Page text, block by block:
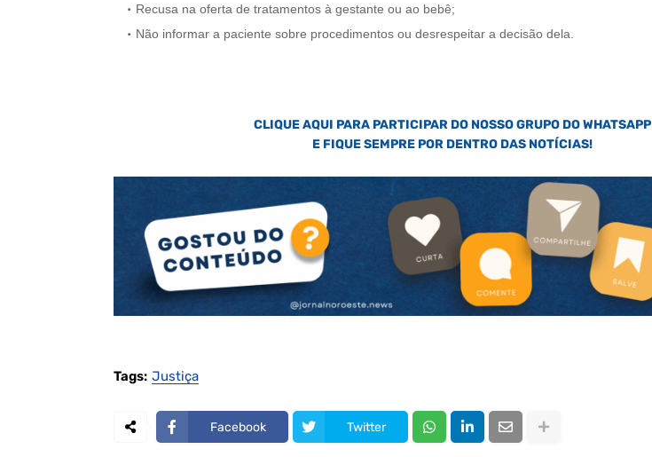
Recusa na oferta de tratamentos à gestante ou ao bebê;
Não informar a paciente sobre procedimentos ou desrespeitar a decisão dela.
CLIQUE AQUI PARA PARTICIPAR DO NOSSO GRUPO DO WHATSAPP
E FIQUE SEMPRE POR DENTRO DAS NOTÍCIAS!
Tags: Justiça
Facebook Twitter